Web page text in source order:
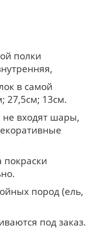
полки
в самой
27,5см; 13см.
входят шары,
покраски
пород (ель,
под заказ.